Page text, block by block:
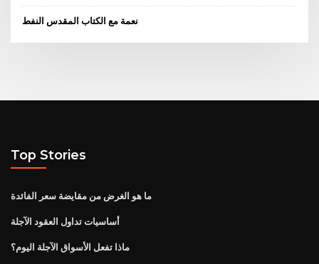
نعمة مع الكتاب المقدس النفط
Top Stories
ما هو الغرض من مقايضة سعر الفائدة
أساسيات تداول العقود الآجلة
ماذا تفعل الأسواق الآجلة اليوم؟